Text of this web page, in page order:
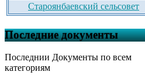
Староянбаевский сельсовет
Последние документы
Последнии Документы по всем
категориям